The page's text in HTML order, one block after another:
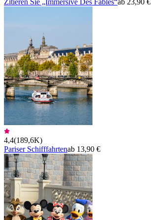
4,4(189,6K)
Pariser Schifffahrtenab 13,90 €